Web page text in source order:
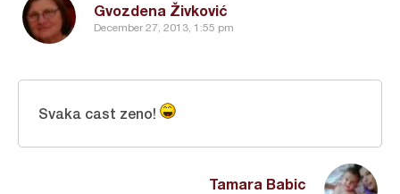
Gvozdena Živković
December 27, 2013, 1:55 pm
Tamara Babic
Svaka cast zeno!